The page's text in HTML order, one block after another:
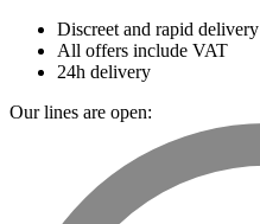
Discreet and rapid delivery
All offers include VAT
24h delivery
Our lines are open: